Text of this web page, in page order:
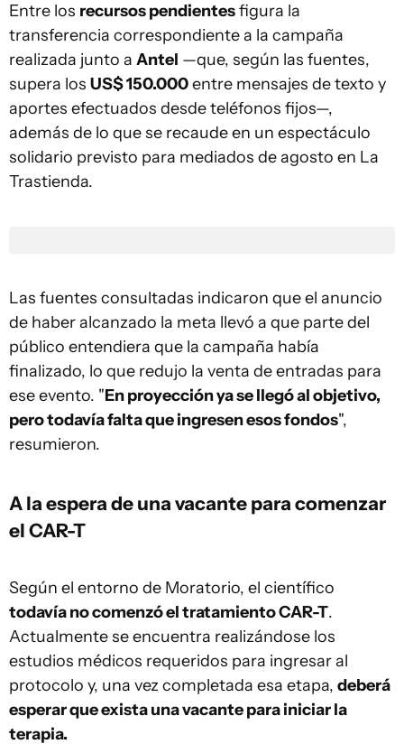
Entre los recursos pendientesfigura la
transferencia correspondiente a la campaña
realizada junto a Antel —que, según las fuentes,
supera los US$ 150.000entre mensajes de texto y
aportes efectuados desde teléfonos fijos—,
además de lo que se recaude en un espectáculo
solidario previsto para mediados de agosto en La
Trastienda.
Las fuentes consultadas indicaron que el anuncio
de haber alcanzado la meta llevó a que parte del
público entendiera que la campaña había
finalizado, lo que redujo la venta de entradas para
ese evento. "En proyección ya se llegó al objetivo,
pero todavía falta que ingresen esos fondos",
resumieron.
A la espera de una vacante para comenzar
el CAR-T
Según el entorno de Moratorio, el científico
todavía no comenzó el tratamiento CAR-T.
Actualmente se encuentra realizándose los
estudios médicos requeridos para ingresar al
protocolo y, una vez completada esa etapa, deberá
esperar que exista una vacante para iniciar la
terapia.